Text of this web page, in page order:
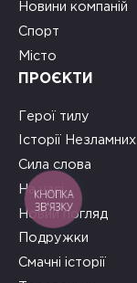
Новини компаній
Спорт
Місто
ПРОЄКТИ
Герої тилу
Історії Незламних
Сила слова
На часі
Новий погляд
Подружки
Смачні історії
КНОПКА
ЗВ'ЯЗКУ